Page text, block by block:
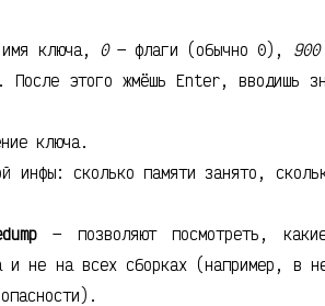
ключа, 0— флаги (обычно 0), 900
этого жмёшь Enter, вводишь
ключа.
инфы: сколько памяти занято,
— позволяют посмотреть,
и не на всех сборках (например, в